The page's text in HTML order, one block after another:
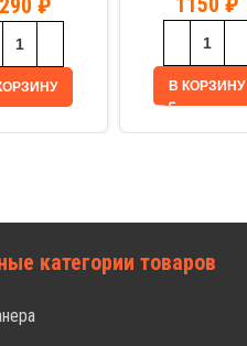
В КОРЗИНУ
категории товаров